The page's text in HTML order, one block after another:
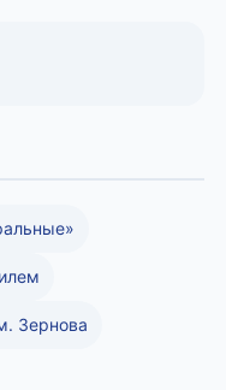
Зернова